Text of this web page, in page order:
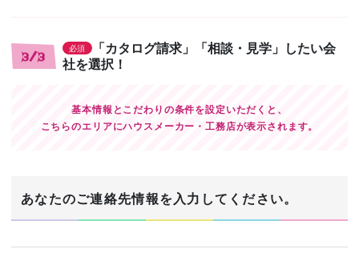
3/3
必須
「カタログ請求」「相談・見学」したい会
社を選択！
基本情報とこだわりの条件を設定いただくと、
こちらのエリアにハウスメーカー・工務店が表示されます。
あなたのご連絡先情報を入力してください。